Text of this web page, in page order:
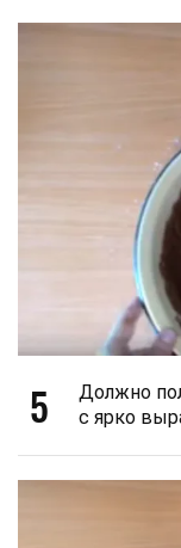
5
Должно
с ярко